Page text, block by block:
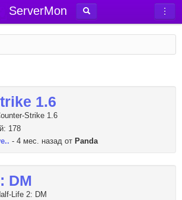
ServerMon
1.6
Strike 1.6
178
- 4 мес. назад от Panda
DM
Life 2: DM